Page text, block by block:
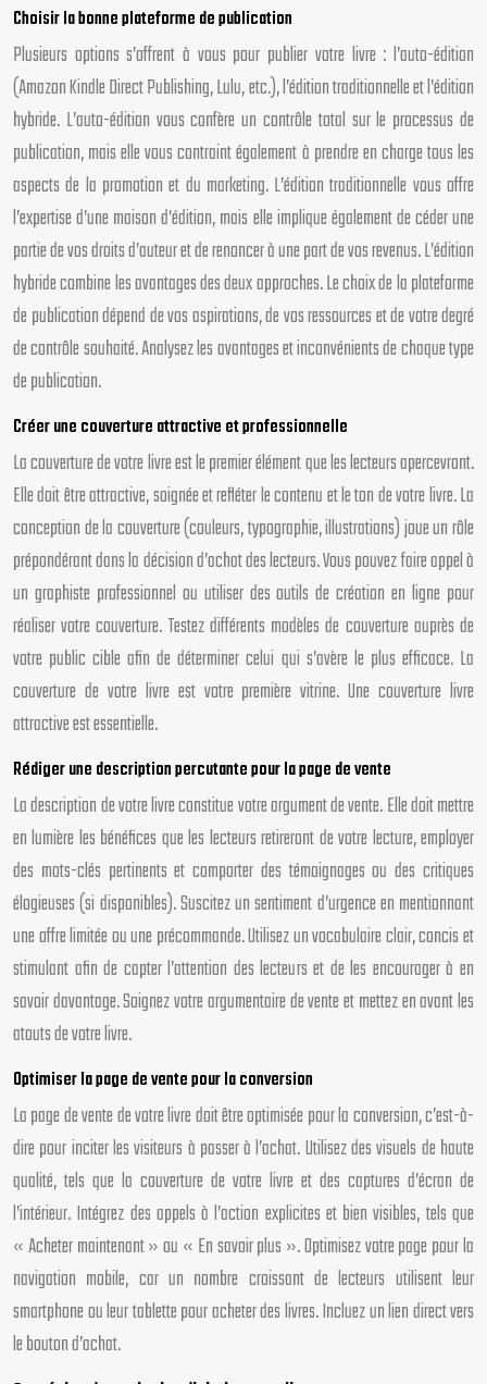
Choisir la bonne plateforme de publication
Plusieurs options s’offrent à vous pour publier votre livre : l’auto-édition
(Amazon Kindle Direct Publishing, Lulu, etc.), l’édition traditionnelle et l’édition
hybride. L’auto-édition vous confère un contrôle total sur le processus de
publication, mais elle vous contraint également à prendre en charge tous les
aspects de la promotion et du marketing. L’édition traditionnelle vous offre
l’expertise d’une maison d’édition, mais elle implique également de céder une
partie de vos droits d’auteur et de renoncer à une part de vos revenus. L’édition
hybride combine les avantages des deux approches. Le choix de la plateforme
de publication dépend de vos aspirations, de vos ressources et de votre degré
de contrôle souhaité. Analysez les avantages et inconvénients de chaque type
de publication.
Créer une couverture attractive et professionnelle
La couverture de votre livre est le premier élément que les lecteurs apercevront.
Elle doit être attractive, soignée et refléter le contenu et le ton de votre livre. La
conception de la couverture (couleurs, typographie, illustrations) joue un rôle
prépondérant dans la décision d’achat des lecteurs. Vous pouvez faire appel à
un graphiste professionnel ou utiliser des outils de création en ligne pour
réaliser votre couverture. Testez différents modèles de couverture auprès de
votre public cible afin de déterminer celui qui s’avère le plus efficace. La
couverture de votre livre est votre première vitrine. Une couverture livre
attractive est essentielle.
Rédiger une description percutante pour la page de vente
La description de votre livre constitue votre argument de vente. Elle doit mettre
en lumière les bénéfices que les lecteurs retireront de votre lecture, employer
des mots-clés pertinents et comporter des témoignages ou des critiques
élogieuses (si disponibles). Suscitez un sentiment d’urgence en mentionnant
une offre limitée ou une précommande. Utilisez un vocabulaire clair, concis et
stimulant afin de capter l’attention des lecteurs et de les encourager à en
savoir davantage. Soignez votre argumentaire de vente et mettez en avant les
atouts de votre livre.
Optimiser la page de vente pour la conversion
La page de vente de votre livre doit être optimisée pour la conversion, c’est-à-
dire pour inciter les visiteurs à passer à l’achat. Utilisez des visuels de haute
qualité, tels que la couverture de votre livre et des captures d’écran de
l’intérieur. Intégrez des appels à l’action explicites et bien visibles, tels que
« Acheter maintenant » ou « En savoir plus ». Optimisez votre page pour la
navigation mobile, car un nombre croissant de lecteurs utilisent leur
smartphone ou leur tablette pour acheter des livres. Incluez un lien direct vers
le bouton d’achat.